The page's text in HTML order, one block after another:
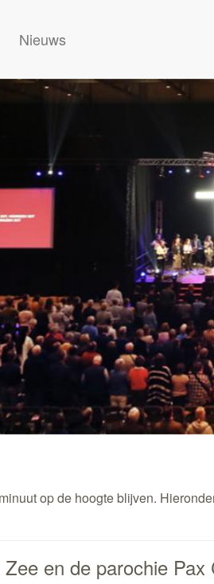
Nieuws
op de hoogte blijven.
en de parochie Pax